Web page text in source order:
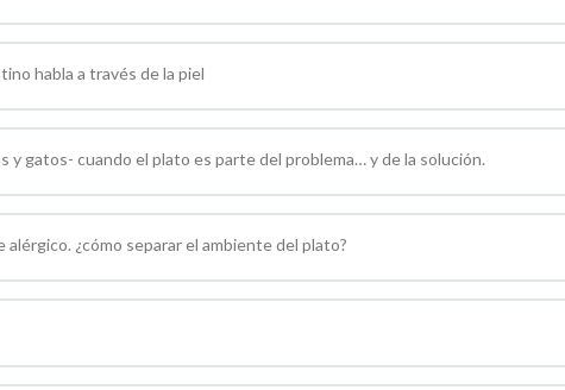
habla a través de la piel
y gatos- cuando el plato es parte del problema… y de la solución.
¿cómo separar el ambiente del plato?